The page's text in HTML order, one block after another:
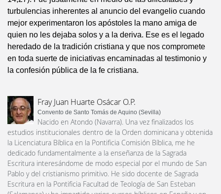
turbulencias inherentes al anuncio del evangelio cuando
mejor experimentaron los apóstoles la mano amiga de
quien no les dejaba solos y a la deriva. Ese es el legado
heredado de la tradición cristiana y que nos compromete
en toda suerte de iniciativas encaminadas al testimonio y
la confesión pública de la fe cristiana.
Fray Juan Huarte Osácar O.P.
Convento de Santo Tomás de Aquino (Sevilla)
Nacido en Atondo (Navarra). Una vez finalizados los
estudios institucionales dentro de la Orden dominicana y obtenida
la Licenciatura Bíblica en la Pontificia Comisión Bíblica, me he
dedicado fundamentalmente a la enseñanza de la Sagrada
Escritura interesándome de modo especial por el mundo de San
Pablo y del cristianismo primitivo. He sido docente de Sagrada
Escritura en la Pontificia Facultad de Teología de San Esteban